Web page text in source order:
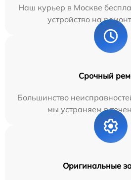
Наш курьер в Москве
устройство на
Срочный
Большинство
мы устраняем в
Оригинальные